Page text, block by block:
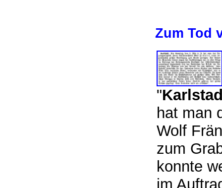
Zum Tod
"
hat man
Wolf
zum
konnte
im